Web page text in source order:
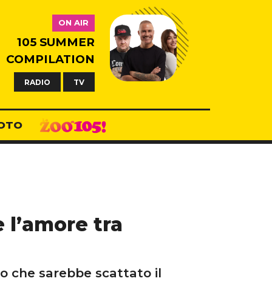
ON AIR
105 SUMMER
COMPILATION
RADIO TV
l’amore tra
che sarebbe scattato il